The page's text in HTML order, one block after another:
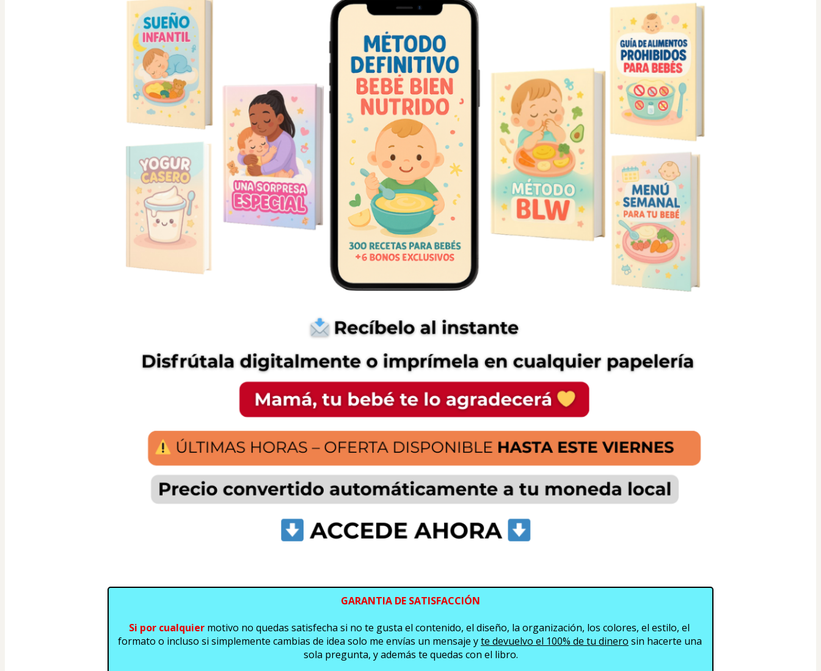
GARANTIA DE SATISFACCIÓN
Si por cualquier motivo no quedas satisfecha si no te gusta el contenido, el diseño, la organización, los colores, el estilo, el
formato o incluso si simplemente cambias de idea solo me envías un mensaje y te devuelvo el 100% de tu dinero sin hacerte una
sola pregunta, y además te quedas con el libro.